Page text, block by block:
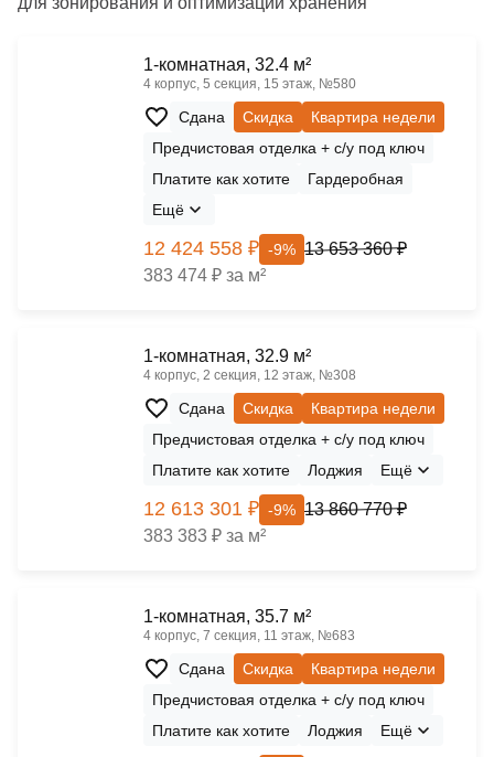
1-комнатная, 32.4 м²
4 корпус, 5 секция, 15 этаж, №580
Сдана Скидка
Квартира недели
Предчистовая отделка + с/у под ключ
Платите как хотите
Гардеробная
Ещё
12 424 558 ₽ -9% 13 653 360 ₽
383 474 ₽ за м²
1-комнатная, 32.9 м²
4 корпус, 2 секция, 12 этаж, №308
Сдана Скидка
Квартира недели
Предчистовая отделка + с/у под ключ
Платите как хотите
Лоджия Ещё
12 613 301 ₽ -9% 13 860 770 ₽
383 383 ₽ за м²
1-комнатная, 35.7 м²
4 корпус, 7 секция, 11 этаж, №683
Сдана Скидка
Квартира недели
Предчистовая отделка + с/у под ключ
Платите как хотите
Лоджия Ещё